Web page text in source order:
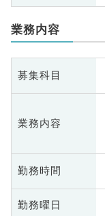
業務内容
募集科目
業務内容
勤務時間
勤務曜日